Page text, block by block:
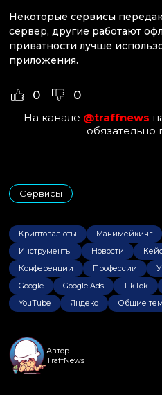
Некоторые сервисы
сервер, другие работают
приватности лучше
приложения.
0 0
На канале @traffnews
Сервисы
Криптовалюты Манимейкинг
Инструменты
Новости
Конференции
Профессии
Google
Google Ads TikTok
YouTube
Яндекс Общие
Автор
TraffNews